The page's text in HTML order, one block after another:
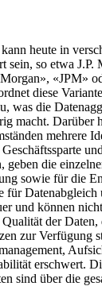
heute in
sein, so etwa J.P.
«JPM»
diese
was die
macht. Darüber
mehrere
geben die
sowie für die
für Datenabgleich
und können
der
zur Verfügung
erschwert.
sind über die